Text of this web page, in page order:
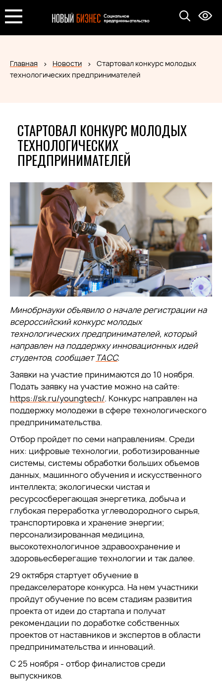
Главная Новости
Стартовал конкурс молодых
технологических предпринимателей
СТАРТОВАЛ КОНКУРС МОЛОДЫХ
ТЕХНОЛОГИЧЕСКИХ
ПРЕДПРИНИМАТЕЛЕЙ
Минобрнауки объявило о начале регистрации на
всероссийский конкурс молодых
технологических предпринимателей, который
направлен на поддержку инновационных идей
студентов, сообщаетТАСС.
Заявки на участие принимаются до 10 ноября.
Подать заявку на участие можно на сайте:
https://sk.ru/youngtech/. Конкурс направлен на
поддержку молодежи в сфере технологического
предпринимательства.
Отбор пройдет по семи направлениям. Среди
них: цифровые технологии, роботизированные
системы, системы обработки больших объемов
данных, машинного обучения и искусственного
интеллекта; экологически чистая и
ресурсосберегающая энергетика, добыча и
глубокая переработка углеводородного сырья,
транспортировка и хранение энергии;
персонализированная медицина,
высокотехнологичное здравоохранение и
здоровьесберегащие технологии и так далее.
29 октября стартует обучение в
предакселераторе конкурса. На нем участники
пройдут обучение по всем стадиям развития
проекта от идеи до стартапа и получат
рекомендации по доработке собственных
проектов от наставников и экспертов в области
предпринимательства и инноваций.
С 25 ноября - отбор финалистов среди
выпускников.